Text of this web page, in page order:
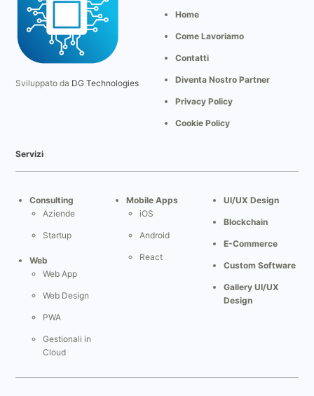
Sviluppato da DG Technologies
Home
Come Lavoriamo
Contatti
Diventa Nostro Partner
Privacy Policy
Cookie Policy
Servizi
Consulting
Aziende
Startup
Web
Web App
Web Design
PWA
Gestionali in
Cloud
Mobile Apps
iOS
Android
React
UI/UX Design
Blockchain
E-Commerce
Custom Software
Gallery UI/UX
Design